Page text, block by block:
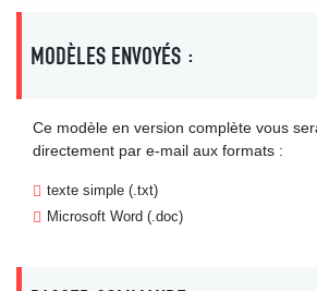
MODÈLES ENVOYÉS :
Ce modèle en version complète vous
directement par e-mail aux formats :
texte simple (.txt)
Microsoft Word (.doc)